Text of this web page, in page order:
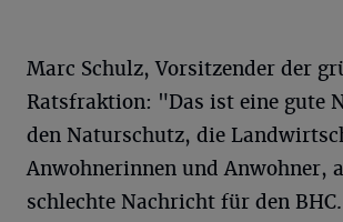
Marc Schulz, Vorsitzender der
Ratsfraktion: "Das ist eine gute
den Naturschutz, die
Anwohnerinnen und Anwohner,
schlechte Nachricht für den